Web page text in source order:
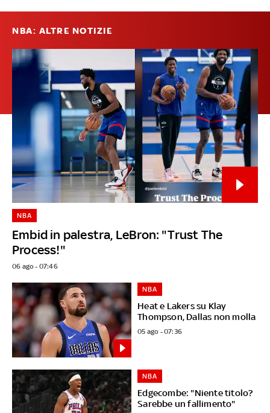
NBA: ALTRE NOTIZIE
Embid in palestra, LeBron: "Trust The
Process!"
NBA
06 ago - 07:46
Heat e Lakers su Klay
Thompson, Dallas non molla
NBA
05 ago - 07:36
Edgecombe: "Niente titolo?
Sarebbe un fallimento"
NBA